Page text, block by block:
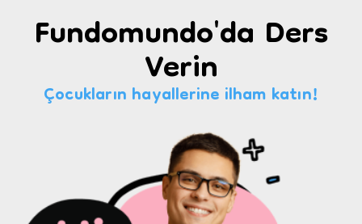
Fundomundo'da Ders
Verin
Çocukların hayallerine ilham katın!